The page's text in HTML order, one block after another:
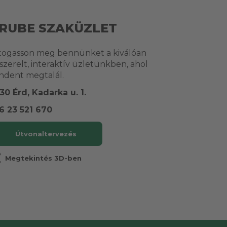
SZAKÜZLET
meg bennünket a kiválóan
interaktív üzletünkben, ahol
megtalál.
Érd, Kadarka u. 1.
23 521 670
Útvonaltervezés
Megtekintés 3D-ben